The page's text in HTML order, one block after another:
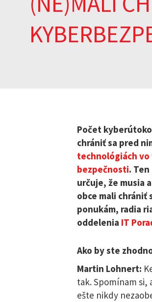
Počet
chrániť sa pred
technológiách
bezpečnosti.
určuje, že musia
obce mali chrániť
ponukám, radia
oddelenia IT
Ako by ste
Martin Lohnert:
tak. Spomínam si,
ešte nikdy